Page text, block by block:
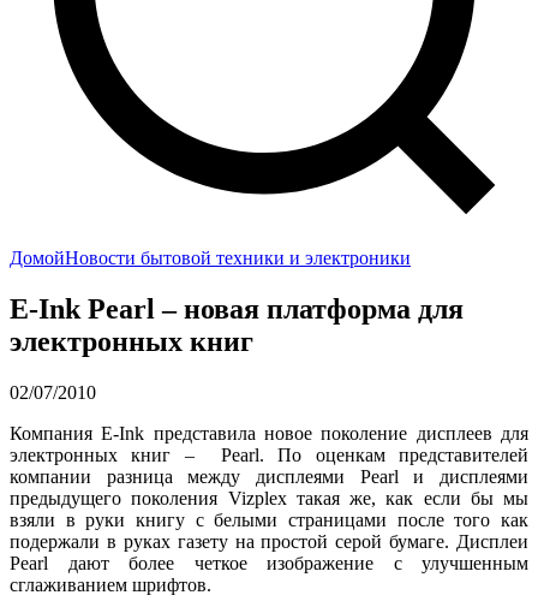
ДомойНовости бытовой техники и электроники
E-Ink Pearl – новая платформа для
электронных книг
02/07/2010
Компания E-Ink представила новое поколение дисплеев для
электронных книг – Pearl. По оценкам представителей
компании разница между дисплеями Pearl и дисплеями
предыдущего поколения Vizplex такая же, как если бы мы
взяли в руки книгу с белыми страницами после того как
подержали в руках газету на простой серой бумаге. Дисплеи
Pearl дают более четкое изображение с улучшенным
сглаживанием шрифтов.